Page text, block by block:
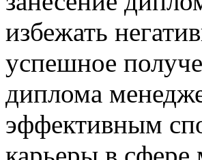
избежать
успешное
диплома
эффективным